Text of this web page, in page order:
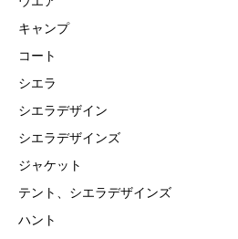
キャンプ
コート
シエラ
シエラデザイン
シエラデザインズ
ジャケット
テント、シエラデザインズ
ハント